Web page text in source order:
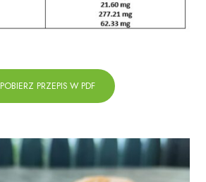
POBIERZ PRZEPIS W PDF